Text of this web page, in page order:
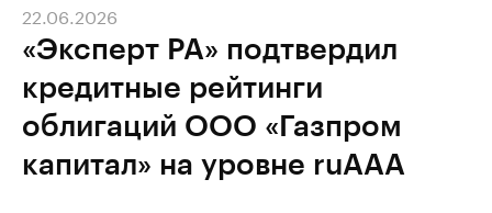
«Эксперт РА» подтвердил
кредитные рейтинги
облигаций ООО «Газпром
капитал» на уровне ruAAA
22.06.2026